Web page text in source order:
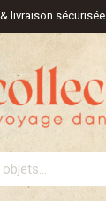
livraison sécurisée